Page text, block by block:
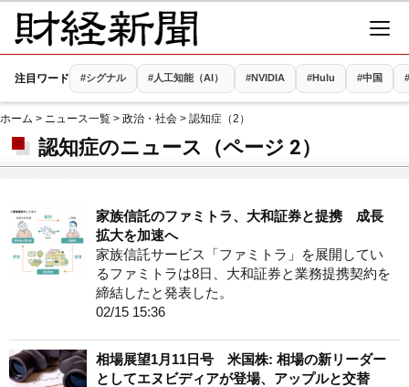
注目ワード #シグナル #人工知能（AI） #NVIDIA #Hulu #中国
ホーム > ニュース一覧 > 政治・社会 > 認知症（2）
認知症のニュース（ページ 2）
家族信託のファミトラ、大和証券と提携 成長
拡大を加速へ
家族信託サービス「ファミトラ」を展開してい
るファミトラは8日、大和証券と業務提携契約を
締結したと発表した。
02/15 15:36
相場展望1月11日号 米国株: 相場の新リーダー
としてエヌビディアが登場、アップルと交替